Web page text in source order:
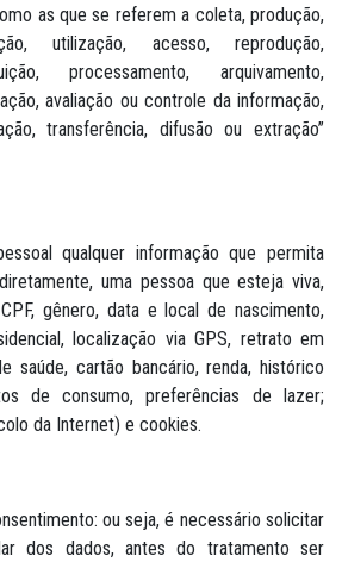
as que se referem a coleta, produção,
utilização, acesso, reprodução,
processamento, arquivamento,
avaliação ou controle da informação,
transferência, difusão ou extração”
qualquer informação que permita
uma pessoa que esteja viva,
gênero, data e local de nascimento,
localização via GPS, retrato em
saúde, cartão bancário, renda, histórico
de consumo, preferências de lazer;
da Internet) e cookies.
ou seja, é necessário solicitar
dos dados, antes do tratamento ser